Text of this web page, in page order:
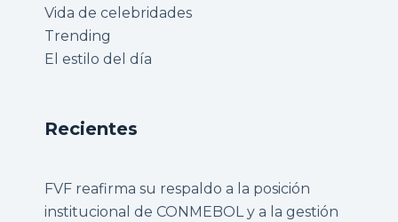
Vida de celebridades
Trending
El estilo del día
Recientes
FVF reafirma su respaldo a la posición
institucional de CONMEBOL y a la gestión